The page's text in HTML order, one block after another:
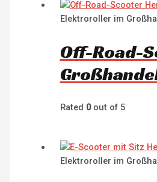
Elektroroller im
Off-Road-
Rated 0out of 5
Elektroroller im